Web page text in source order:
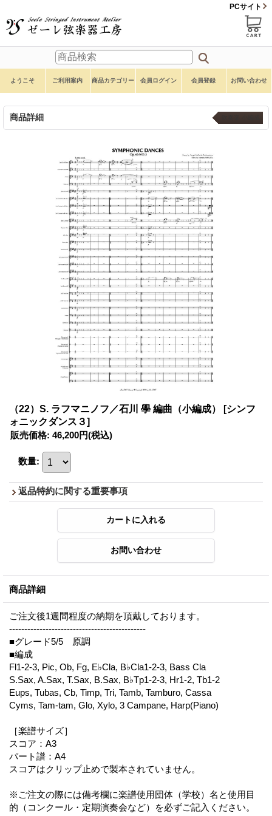
PCサイト
ようこそ ご利用案内 商品カテゴリー 会員ログイン 会員登録 お問い合わせ
商品詳細
（22）S. ラフマニノフ／石川 學 編曲（小編成）
[シンフ
ォニックダンス３]
販売価格: 46,200円(税込)
数量:
返品特約に関する重要事項
商品詳細
ご注文後1週間程度の納期を頂戴しております。
---------------------------------------------
■グレード5/5 原調
■編成
Fl1-2-3, Pic, Ob, Fg, E♭Cla, B♭Cla1-2-3, Bass Cla
S.Sax, A.Sax, T.Sax, B.Sax, B♭Tp1-2-3, Hr1-2, Tb1-2
Eups, Tubas, Cb, Timp, Tri, Tamb, Tamburo, Cassa
Cyms, Tam-tam, Glo, Xylo, 3 Campane, Harp(Piano)
［楽譜サイズ］
スコア：A3
パート譜：A4
スコアはクリップ止めで製本されていません。
※ご注文の際には備考欄に楽譜使用団体（学校）名と使用目
的（コンクール・定期演奏会など）を必ずご記入ください。